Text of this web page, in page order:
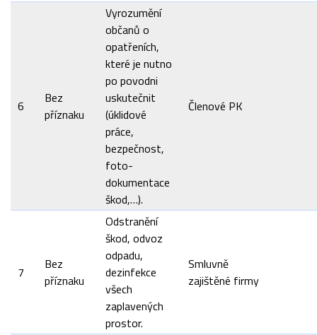
6
Bez
příznaku
Vyrozumění
občanů o
opatřeních,
které je nutno
po povodni
uskutečnit
(úklidové
práce,
bezpečnost,
foto-
dokumentace
škod,…).
Členové PK
7
Bez
příznaku
Odstranění
škod, odvoz
odpadu,
dezinfekce
všech
zaplavených
prostor.
Smluvně
zajištěné firmy